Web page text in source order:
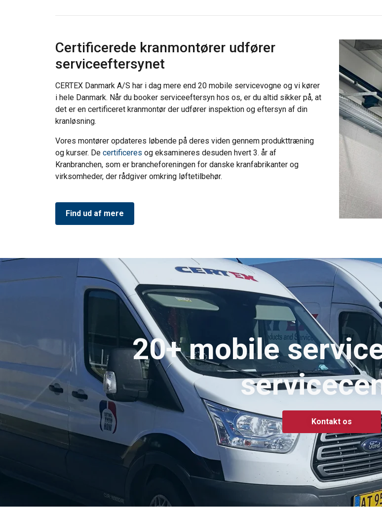
Certificerede kranmontører udfører
serviceeftersynet
CERTEX Danmark A/S har i dag mere end 20 mobile servicevogne og vi kører
i hele Danmark. Når du booker serviceeftersyn hos os, er du altid sikker på, at
det er en certificeret kranmontør der udfører inspektion og eftersyn af din
kranløsning.
Vores montører opdateres løbende på deres viden gennem produkttræning
og kurser. De certificeres og eksamineres desuden hvert 3. år af
Kranbranchen, som er brancheforeningen for danske kranfabrikanter og
virksomheder, der rådgiver omkring løftetilbehør.
Find ud af mere
20+ mobile
Kontakt os